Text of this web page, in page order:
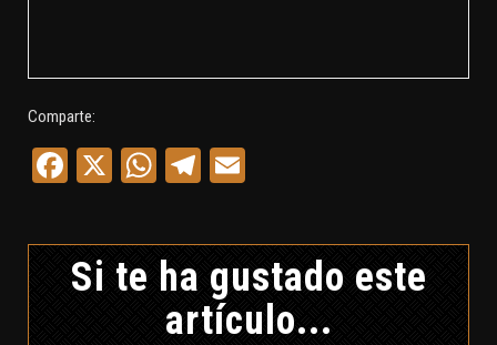
Comparte:
Facebook
X WhatsApp
Telegram
Si te ha gustado este
artículo...